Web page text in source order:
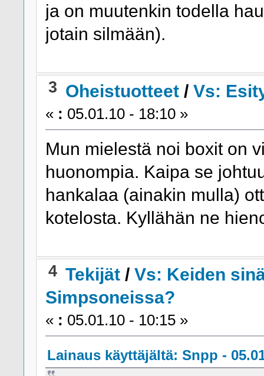
ja on muutenkin todella
jotain silmään).
3 Oheistuotteet /Vs:
« : 05.01.10 - 18:10 »
Mun mielestä noi boxit on
huonompia. Kaipa se
hankalaa (ainakin mulla)
kotelosta. Kyllähän ne
4 Tekijät /Vs: Keiden
Simpsoneissa?
« : 05.01.10 - 10:15 »
Lainaus käyttäjältä: Snpp -